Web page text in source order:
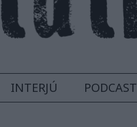
INTERJÚ PODCAST